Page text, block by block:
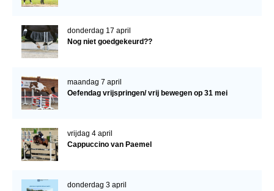
donderdag 17 april
Nog niet goedgekeurd??
maandag 7 april
Oefendag vrijspringen/ vrij bewegen op 31 mei
vrijdag 4 april
Cappuccino van Paemel
donderdag 3 april